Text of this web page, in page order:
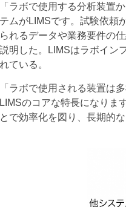
ラボで使用する分析装置
ムがLIMSです。試験依頼
れるデータや業務要件の
明した。LIMSはラボイン
ている。
ラボで使用される装置は
のコアな特長になりま
で効率化を図り、長期的